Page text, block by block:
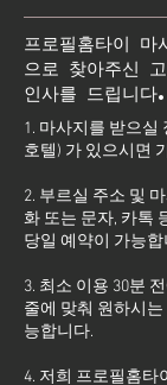
프로필홈타이
으로 찾아주신
인사를 드립니다.
1. 마사지를 받으실
호텔) 가 있으시면
2. 부르실 주소 및
화 또는 문자, 카톡
당일 예약이 가능합
3. 최소 이용 30분
줄에 맞춰 원하시
능합니다.
4. 저희 프로필홈타